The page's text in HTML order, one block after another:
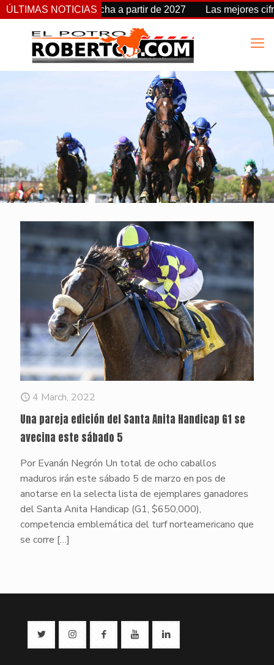
ÚLTIMAS NOTICIAS
cambia de fecha a partir de 2027 Las mejores
4 March, 2022
Una pareja edición del Santa Anita Handicap G1 se
avecina este sábado 5
Por Evanán Negrón Un total de ocho caballos
maduros irán este sábado 5 de marzo en pos de
anotarse en la selecta lista de ejemplares ganadores
del Santa Anita Handicap (G1, $650,000),
competencia emblemática del turf norteamericano que
se corre […]